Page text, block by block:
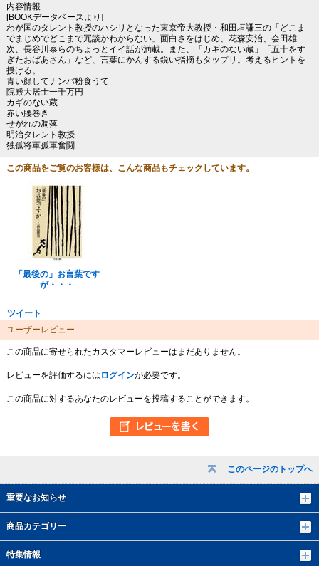
このページのトップへ
重要なお知らせ
商品カテゴリー
特集情報
内容情報
[BOOKデータベースより]
わが国のタレント教授のハシリとなった東京帝大教授・和田垣謙三の「どこま
でまじめでどこまで冗談かわからない」面白さをはじめ、花森安治、会田雄
次、長谷川泰らのちょっとイイ話が満載。また、「カギのない蔵」「五十をす
ぎたおばあさん」など、言葉にかんする鋭い指摘もタップリ。考えるヒントを
授ける。
青い顔してナンバ粉食うて
院殿大居士一千万円
カギのない蔵
赤い腰巻き
せがれの凋落
明治タレント教授
独孤将軍孤軍奮闘
この商品をご覧のお客様は、こんな商品もチェックしています。
「最後の」お言葉です
が・・・
ツイート
ユーザーレビュー
この商品に寄せられたカスタマーレビューはまだありません。
レビューを評価するには ログインが必要です。
この商品に対するあなたのレビューを投稿することができます。